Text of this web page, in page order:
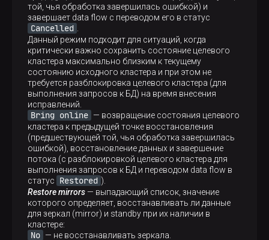
той, чья обработка завершилась ошибкой) и
завершает data flow с переводом его в статус
Cancelled
Данный режим подходит для ситуаций, когда
критически важно сохранить состояние целевого
кластера максимально близким к текущему
состоянию исходного кластера и при этом не
требуется разблокировка целевого кластера (для
выполнения запросов к БД) на время внесения
исправлений.
Bring online — возвращение состояния целевого
кластера к предыдущей точке восстановления
(предшествующей той, чья обработка завершилась
ошибкой), восстановление данных и завершение
потока (с разблокировкой целевого кластера для
выполнения запросов к БД и переводом data flow в
статус
Restored ).
Restore mirrors— выпадающий список, значение
которого определяет, восстанавливать ли данные
для зеркал (mirror) и standby при их наличии в
кластере:
No — не восстанавливать зеркала.